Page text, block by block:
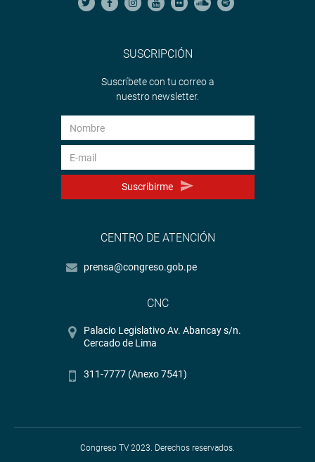
SUSCRIPCIÓN
Suscríbete con tu correo a
nuestro newsletter.
Suscribirme
CENTRO DE ATENCIÓN
prensa@congreso.gob.pe
CNC
Palacio Legislativo Av. Abancay s/n.
Cercado de Lima
311-7777 (Anexo 7541)
Congreso TV 2023. Derechos reservados.